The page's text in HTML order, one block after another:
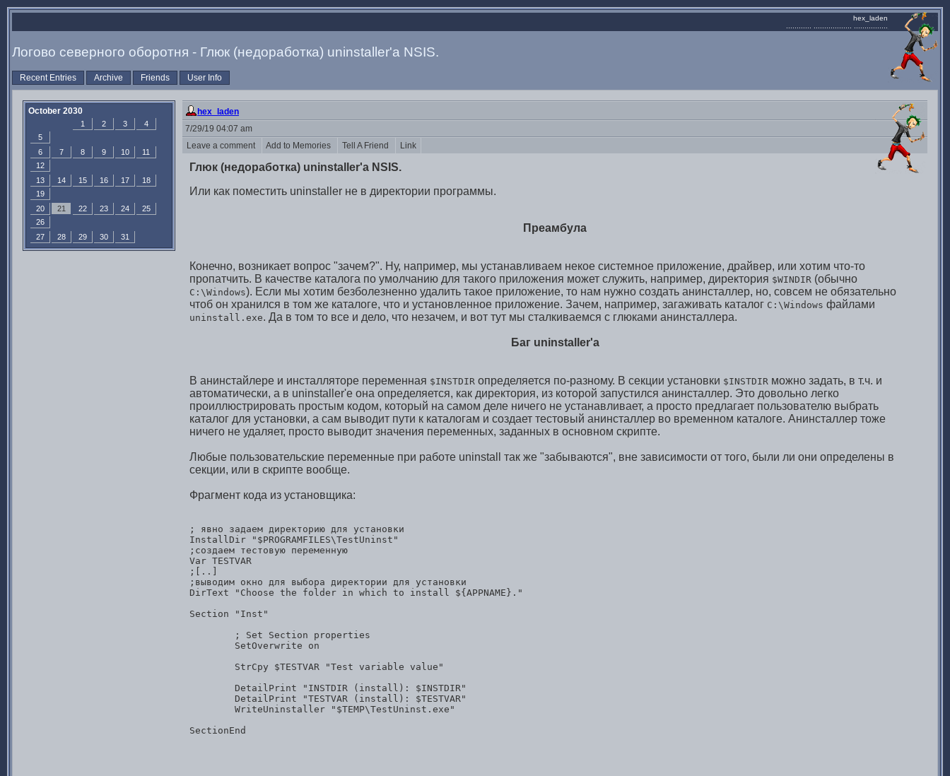
hex_laden
Логово северного оборотня - Глюк (недоработка) uninstaller'а NSIS.
Recent Entries Archive Friends User Info
October 2030
1 2 3
4
5
6
7 8 9 10
11
12
13
14 15 16 17
18
19
20
21 22 23 24
25
26
27
28 29 30 31
hex_laden
7/29/19 04:07 am
Leave a comment
Add to Memories Tell A Friend Link
Глюк (недоработка) uninstaller'а NSIS.
Или как поместить uninstaller не в директории программы.
Преамбула
Конечно, возникает вопрос "зачем?". Ну, например, мы устанавливаем некое системное приложение, драйвер, или хотим что-то
пропатчить. В качестве каталога по умолчанию для такого приложения может служить, например, директория $WINDIR (обычно
C:\Windows). Если мы хотим безболезненно удалить такое приложение, то нам нужно создать анинсталлер, но, совсем не обязательно
чтоб он хранился в том же каталоге, что и установленное приложение. Зачем, например, загаживать каталог C:\Windows файлами
uninstall.exe. Да в том то все и дело, что незачем, и вот тут мы сталкиваемся с глюками анинсталлера.
Баг uninstaller'а
В анинстайлере и инсталляторе переменная $INSTDIR определяется по-разному. В секции установки $INSTDIR можно задать, в т.ч. и
автоматически, а в uninstaller'е она определяется, как директория, из которой запустился анинсталлер. Это довольно легко
проиллюстрировать простым кодом, который на самом деле ничего не устанавливает, а просто предлагает пользователю выбрать
каталог для установки, а сам выводит пути к каталогам и создает тестовый анинсталлер во временном каталоге. Анинсталлер тоже
ничего не удаляет, просто выводит значения переменных, заданных в основном скрипте.
Любые пользовательские переменные при работе uninstall так же "забываются", вне зависимости от того, были ли они определены в
секции, или в скрипте вообще.
Фрагмент кода из установщика:
; явно задаем директорию для установки
InstallDir "$PROGRAMFILES\TestUninst"
;создаем тестовую переменную
Var TESTVAR
;[..]
;выводим окно для выбора директории для установки
DirText "Choose the folder in which to install ${APPNAME}."
Section "Inst"
SectionEnd